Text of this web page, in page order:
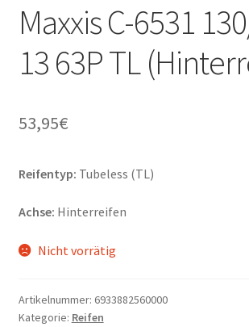
Maxxis C-6531
13 63P TL
53,95€
Reifentyp: Tubeless (TL)
Achse: Hinterreifen
Nicht vorrätig
Artikelnummer: 6933882560000
Kategorie: Reifen